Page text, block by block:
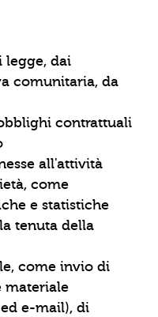
legge, dai
comunitaria, da
contrattuali
all'attività
come
e statistiche
tenuta della
come invio di
materiale
e-mail), di